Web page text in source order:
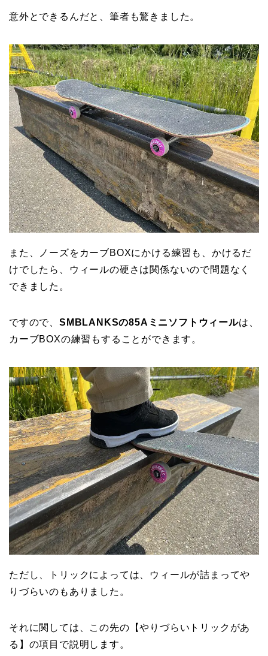
意外とできるんだと、筆者も驚きました。
また、ノーズをカーブBOXにかける練習も、かけるだ
けでしたら、ウィールの硬さは関係ないので問題なく
できました。
ですので、 SMBLANKSの85Aミニソフトウィールは、
カーブBOXの練習もすることができます。
ただし、トリックによっては、ウィールが詰まってや
りづらいのもありました。
それに関しては、この先の【やりづらいトリックがあ
る】の項目で説明します。